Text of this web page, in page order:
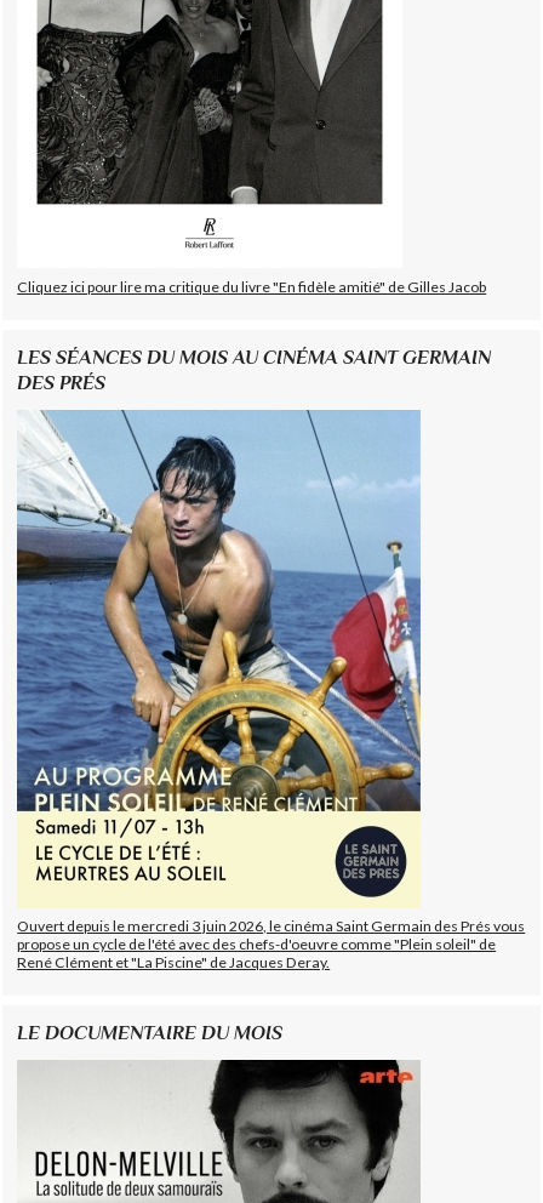
Cliquez ici pour lire ma critique du livre "En fidèle amitié" de Gilles Jacob
LES SÉANCES DU MOIS AU CINÉMA SAINT GERMAIN
DES PRÉS
Ouvert depuis le mercredi 3 juin 2026, le cinéma Saint Germain des Prés vous
propose un cycle de l'été avec des chefs-d'oeuvre comme "Plein soleil" de
René Clément et "La Piscine" de Jacques Deray.
LE DOCUMENTAIRE DU MOIS